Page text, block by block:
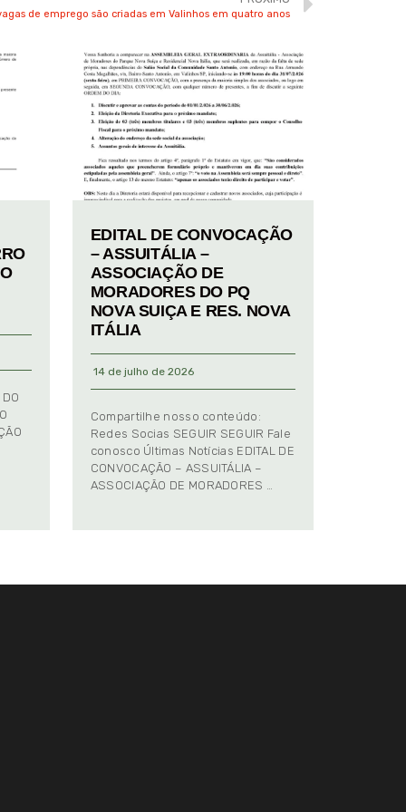
de emprego são criadas em Valinhos em quatro anos
EDITAL DE CONVOCAÇÃO
– ASSUITÁLIA –
ASSOCIAÇÃO DE
MORADORES DO PQ
NOVA SUIÇA E RES. NOVA
ITÁLIA
14 de julho de 2026
Compartilhe nosso conteúdo:
Redes Socias SEGUIR SEGUIR Fale
conosco Últimas Notícias EDITAL DE
CONVOCAÇÃO – ASSUITÁLIA –
ASSOCIAÇÃO DE MORADORES …